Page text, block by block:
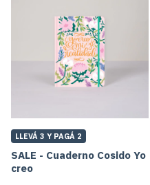
SALE - Cuaderno Cosido Yo
creo
LLEVÁ 3 Y PAGÁ 2